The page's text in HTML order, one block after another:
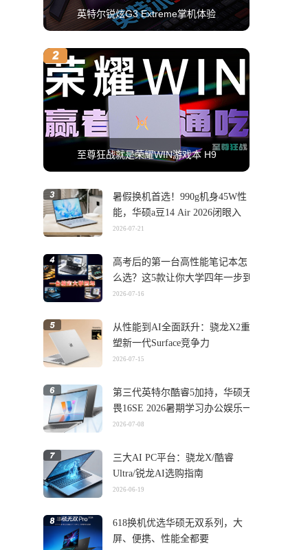
英特尔锐炫G3 Extreme掌机体验
至尊狂战就是荣耀WIN游戏本 H9
暑假换机首选！990g机身45W性
能，华硕a豆14 Air 2026闭眼入
2026-07-21
高考后的第一台高性能笔记本怎
么选？这5款让你大学四年一步到
位
2026-07-16
从性能到AI全面跃升：骁龙X2重
塑新一代Surface竞争力
2026-07-15
第三代英特尔酷睿5加持，华硕无
畏16SE 2026暑期学习办公娱乐一
机搞定
2026-07-08
三大AI PC平台：骁龙X/酷睿
Ultra/锐龙AI选购指南
2026-06-19
618换机优选华硕无双系列，大
屏、便携、性能全都要